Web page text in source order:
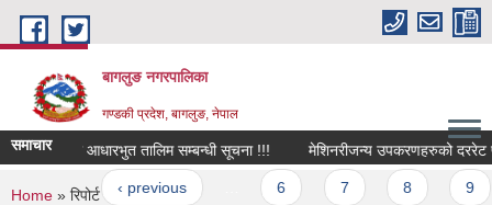
Skip to main content
बागलुङ नगरपालिका
गण्डकी प्रदेश, बागलुङ, नेपाल
समाचार आधारभुत तालिम सम्बन्धी सूचना !!! मेशिनरीजन्य उपकरणहरुको दररेट पेश
« first ‹ previous
Home » रिपोर्ट